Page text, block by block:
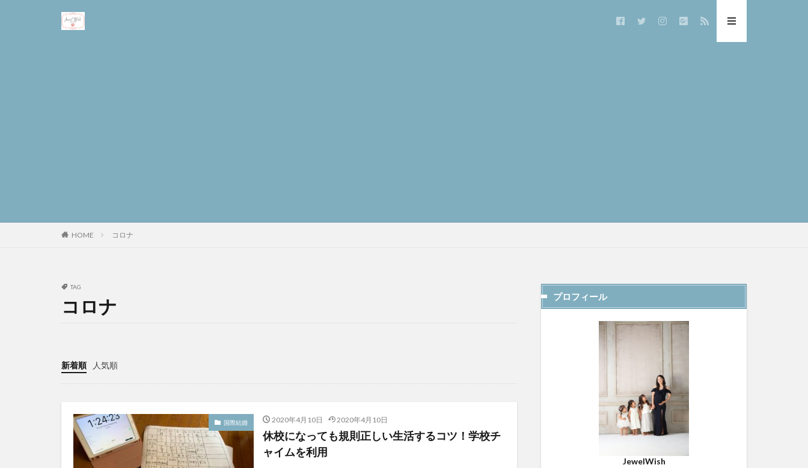
HOME コロナ
TAG
コロナ
新着順 人気順
国際結婚 2020年4月10日 2020年4月10日
休校になっても規則正しい生活するコツ！学校チ
ャイムを利用
プロフィール
JewelWish